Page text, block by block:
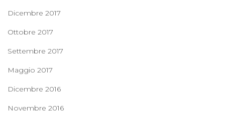
Dicembre 2017
Ottobre 2017
Settembre 2017
Maggio 2017
Dicembre 2016
Novembre 2016